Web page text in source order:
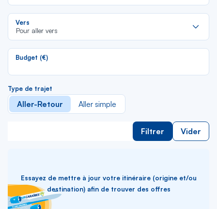
Vers
Pour aller vers
Budget (€)
Type de trajet
Aller-Retour Aller simple
Filtrer Vider
Essayez de mettre à jour votre itinéraire (origine et/ou
destination) afin de trouver des offres